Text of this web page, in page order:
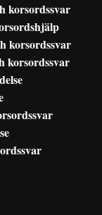
korsordssvar
korsordssvar
korsordssvar